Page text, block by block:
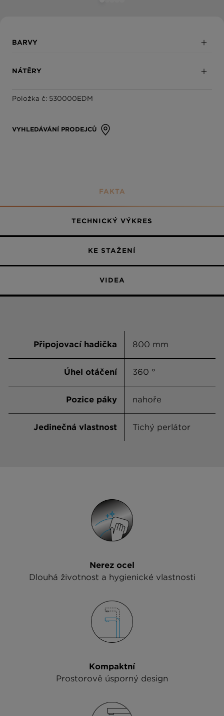
BARVY
NÁTĚRY
Plně potažené
Položka č: 530000EDM
VYHLEDÁVÁNÍ PRODEJCŮ
FAKTA
TECHNICKÝ VÝKRES
KE STAŽENÍ
VIDEA
Připojovací hadička 800 mm
Úhel otáčení 360 °
Pozice páky nahoře
Jedinečná vlastnost Tichý perlátor
Nerez ocel
Dlouhá životnost a hygienické vlastnosti
Kompaktní
Prostorově úsporný design